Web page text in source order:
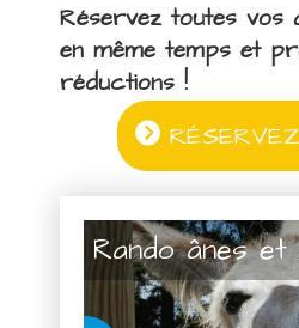
Réservez toutes vos
en même temps et
réductions !
Rando ânes et